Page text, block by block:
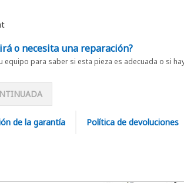
o necesita una reparación?
equipo para saber si esta pieza es adecuada o si
de la garantía Política de devoluciones